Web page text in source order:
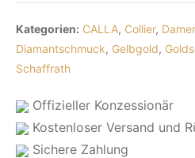
Kategorien: CALLA, Collier,
Diamantschmuck, Gelbgold,
Schaffrath
Offizieller Konzessionär
Kostenloser Versand und
Sichere Zahlung